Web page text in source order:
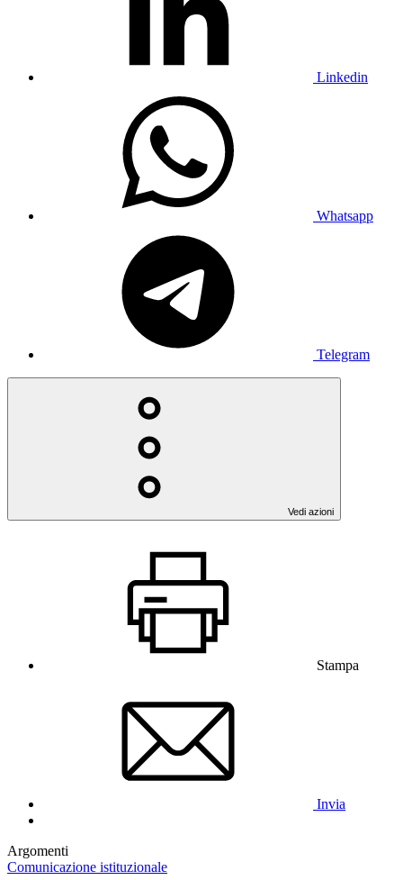
Linkedin
Whatsapp
Telegram
Vedi azioni
Stampa
Invia
Argomenti
Comunicazione istituzionale